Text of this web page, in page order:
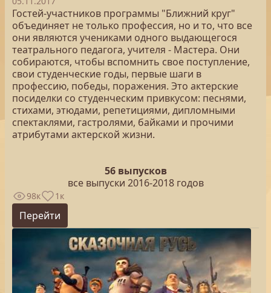
Гостей-участников программы "Ближний круг"
объединяет не только профессия, но и то, что все
они являются учениками одного выдающегося
театрального педагога, учителя - Мастера. Они
собираются, чтобы вспомнить свое поступление,
свои студенческие годы, первые шаги в
профессию, победы, поражения. Это актерские
посиделки со студенческим привкусом: песнями,
стихами, этюдами, репетициями, дипломными
спектаклями, гастролями, байками и прочими
атрибутами актерской жизни.
56 выпусков
все выпуски 2016-2018 годов
98к 1к
Перейти